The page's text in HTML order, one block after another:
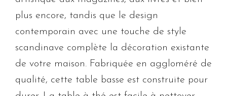
plus encore, tandis que le design
contemporain avec une touche de style
scandinave complète la décoration existante
de votre maison. Fabriquée en aggloméré de
qualité, cette table basse est construite pour